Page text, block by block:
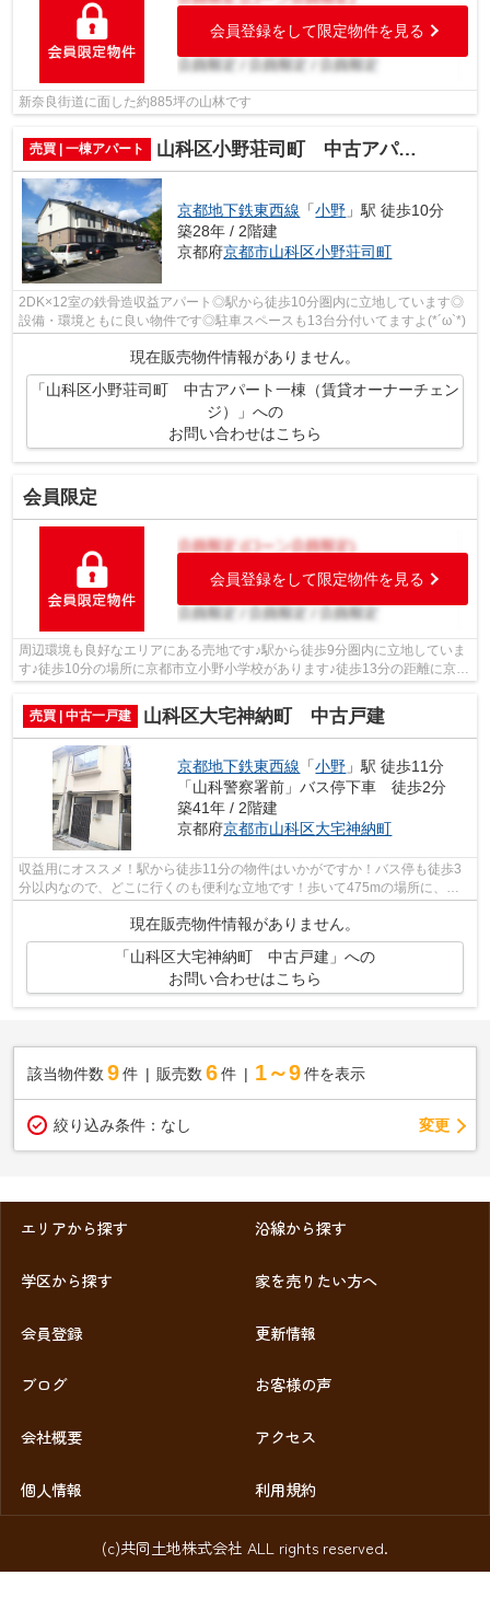
会員登録をして限定物件を見る
新奈良街道に面した約885坪の山林です
売買 | 一棟アパート 山科区小野荘司町 中古アパート一棟（賃貸オーナーチェンジ）
京都地下鉄東西線 「小野 」駅 徒歩10分
築28年 / 2階建
京都府京都市山科区小野荘司町
2DK×12室の鉄骨造収益アパート◎駅から徒歩10分圏内に立地しています◎
設備・環境ともに良い物件です◎駐車スペースも13台分付いてますよ(*´ω`*)
現在販売物件情報がありません。
「山科区小野荘司町 中古アパート一棟（賃貸オーナーチェン
ジ）」への
お問い合わせはこちら
会員限定
会員登録をして限定物件を見る
周辺環境も良好なエリアにある売地です♪駅から徒歩9分圏内に立地していま
す♪徒歩10分の場所に京都市立小野小学校があります♪徒歩13分の距離に京都
売買 | 中古一戸建
山科区大宅神納町 中古戸建
京都地下鉄東西線 「小野 」駅 徒歩11分
「山科警察署前」バス停下車 徒歩2分
築41年 / 2階建
京都府京都市山科区大宅神納町
収益用にオススメ！駅から徒歩11分の物件はいかがですか！バス停も徒歩3
分以内なので、どこに行くのも便利な立地です！歩いて475mの場所に、マ
現在販売物件情報がありません。
「山科区大宅神納町 中古戸建」への
お問い合わせはこちら
該当物件数 9件 販売数 6 件 1～9 件を表示
絞り込み条件： なし 変更
エリアから探す 沿線から探す
学区から探す 家を売りたい方へ
会員登録 更新情報
ブログ お客様の声
会社概要 アクセス
個人情報 利用規約
(c)共同土地株式会社 ALL rights reserved.